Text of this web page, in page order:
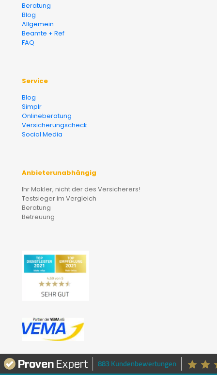
Beratung
Blog
Allgemein
Beamte + Ref
FAQ
Service
Blog
Simplr
Onlineberatung
Versicherungscheck
Social Media
Anbieterunabhängig
Ihr Makler, nicht der des Versicherers!
Testsieger im Vergleich
Beratung
Betreuung
883 Kundenbewertungen